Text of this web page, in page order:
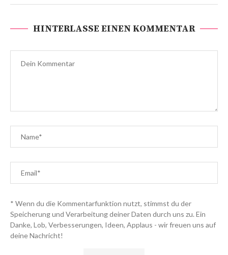
HINTERLASSE EINEN KOMMENTAR
* Wenn du die Kommentarfunktion nutzt, stimmst du der
Speicherung und Verarbeitung deiner Daten durch uns zu. Ein
Danke, Lob, Verbesserungen, Ideen, Applaus - wir freuen uns auf
deine Nachricht!